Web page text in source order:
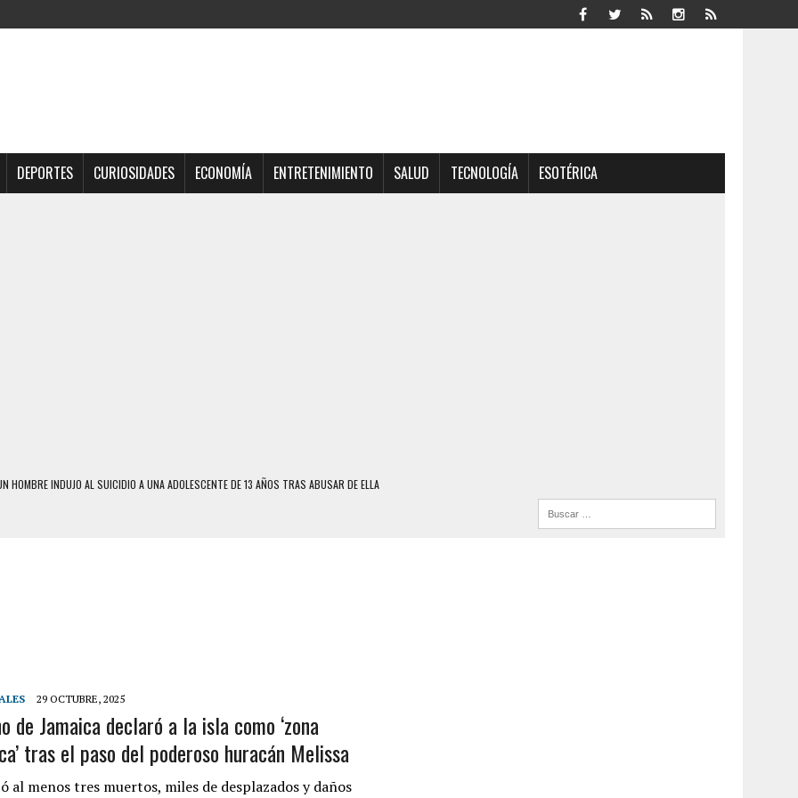
DEPORTES CURIOSIDADES ECONOMÍA ENTRETENIMIENTO SALUD TECNOLOGÍA ESOTÉRICA
HOMBRE INDUJO AL SUICIDIO A UNA ADOLESCENTE DE 13 AÑOS TRAS ABUSAR DE ELLA
MURIÓ A MANOS DE VARIOS DE ELLOS EN MATURÍN
HALLARON EL CUERPO DENTRO DE SU CASA
SER ACOSADA Y ABUSADA POR LA PAREJA DE SU ABUELA
UNA ADOLESCENTE VENEZOLANA EN REUNIÓN CON AMIGOS
DESENCADENÓ TRAGEDIA FAMILIAR
29 OCTUBRE, 2025
de Jamaica declaró a la isla como ‘zona
tras el paso del poderoso huracán Melissa
al menos tres muertos, miles de desplazados y daños